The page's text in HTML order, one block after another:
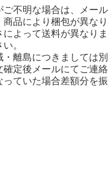
不明な場合は、メー
品により梱包が異な
よって送料が異なり
。
離島につきましては
定後メールにてご連絡
ていた場合差額分を